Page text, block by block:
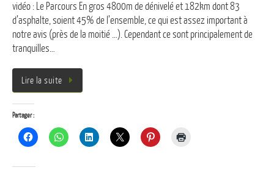
vidéo : Le Parcours En gros 4800m de dénivelé et 182km dont 83
d’asphalte, soient 45% de l’ensemble, ce qui est assez important à
notre avis (près de la moitié …). Cependant ce sont principalement de
tranquilles…
Lire la suite
Partager :